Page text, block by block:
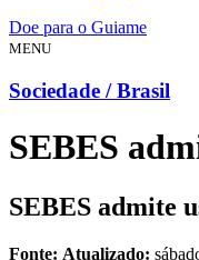
Doe para o Guiame
MENU
Sociedade / Brasil
SEBES
SEBES admite
Fonte: Atualizado: